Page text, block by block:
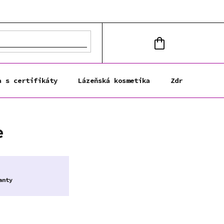
KOŠÍK
s certifikáty Lázeňská kosmetika Zdravá výživa